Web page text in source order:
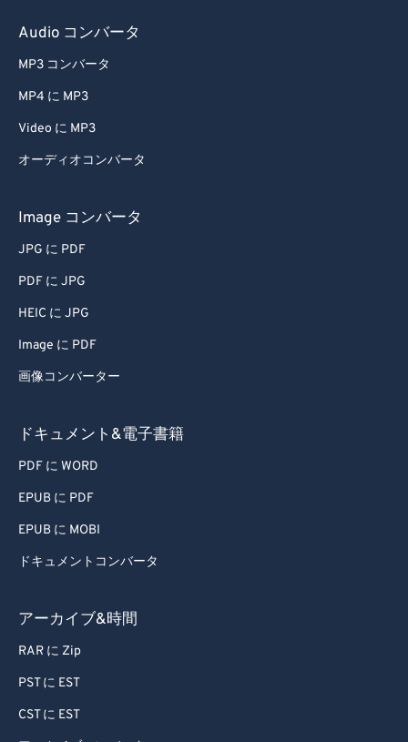
Audio コンバータ
MP3 コンバータ
MP4 に MP3
Video に MP3
オーディオコンバータ
Image コンバータ
JPG に PDF
PDF に JPG
HEIC に JPG
Image に PDF
画像コンバーター
ドキュメント&電子書籍
PDF に WORD
EPUB に PDF
EPUB に MOBI
ドキュメントコンバータ
アーカイブ&時間
RAR に Zip
PST に EST
CST に EST